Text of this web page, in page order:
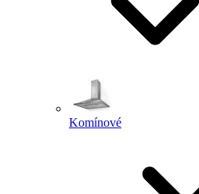
Komínové